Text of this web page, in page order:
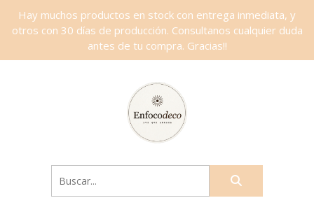
Hay muchos productos en stock con entrega inmediata, y
otros con 30 días de producción. Consultanos cualquier duda
antes de tu compra. Gracias!!